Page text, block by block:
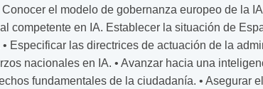
el modelo de gobernanza europeo de la
competente en IA. Establecer la situación de
Especificar las directrices de actuación de la
nacionales en IA. • Avanzar hacia una
fundamentales de la ciudadanía. • Asegurar